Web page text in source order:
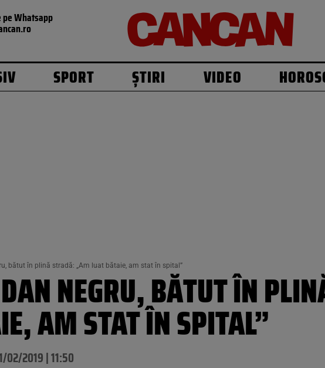
Whatsapp
SPORT ȘTIRI VIDEO
bătut în plină stradă: „Am luat bătaie, am stat în spital”
NEGRU, BĂTUT ÎN
AM STAT ÎN SPITAL”
02/2019 | 11:50